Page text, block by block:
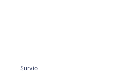
Survio